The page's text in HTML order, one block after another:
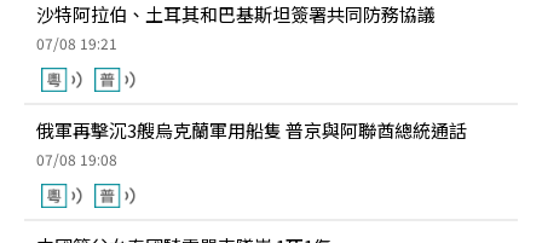
沙特阿拉伯、土耳其和巴基斯坦簽署共同防務協議
07/08 19:21
俄軍再擊沉3艘烏克蘭軍用船隻 普京與阿聯酋總統通話
07/08 19:08